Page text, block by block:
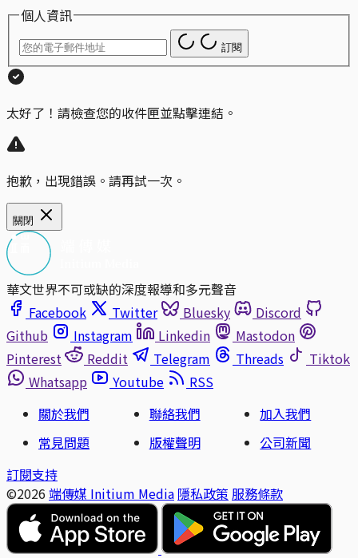
個人資訊
訂閱
太好了！請檢查您的收件匣並點擊連結。
抱歉，出現錯誤。請再試一次。
關閉
華文世界不可或缺的深度報導和多元聲音
Facebook
Twitter Bluesky
Discord
Github
Instagram Linkedin
Mastodon
Pinterest
Reddit Telegram Threads
Tiktok
Whatsapp
Youtube
RSS
關於我們
聯絡我們
加入我們
常見問題
版權聲明
公司新聞
訂閱支持
©2026 端傳媒 Initium Media 隱私政策 服務條款